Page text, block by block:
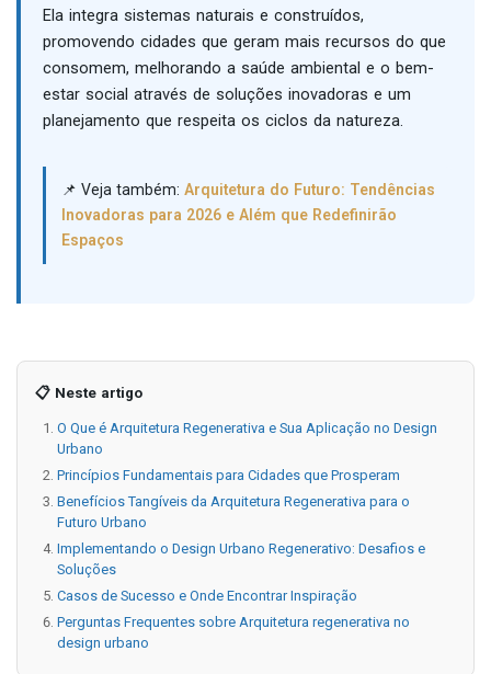
Ela integra sistemas naturais e construídos,
promovendo cidades que geram mais recursos do que
consomem, melhorando a saúde ambiental e o bem-
estar social através de soluções inovadoras e um
planejamento que respeita os ciclos da natureza.
📌 Veja também: Arquitetura do Futuro: Tendências
Inovadoras para 2026 e Além que Redefinirão
Espaços
📋 Neste artigo
O Que é Arquitetura Regenerativa e Sua Aplicação no Design
Urbano
Princípios Fundamentais para Cidades que Prosperam
Benefícios Tangíveis da Arquitetura Regenerativa para o
Futuro Urbano
Implementando o Design Urbano Regenerativo: Desafios e
Soluções
Casos de Sucesso e Onde Encontrar Inspiração
Perguntas Frequentes sobre Arquitetura regenerativa no
design urbano